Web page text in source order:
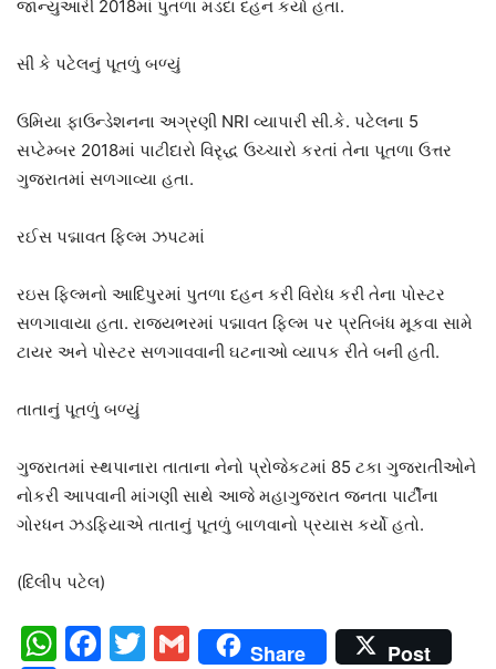
જાન્યુઆરી 2018માં પુતળા મડદા દહન કર્યા હતા.
સી કે પટેલનું પૂતળું બળ્યું
ઉમિયા ફાઉન્ડેશનના અગ્રણી NRI વ્યાપારી સી.કે. પટેલના 5
સપ્ટેમ્બર 2018માં પાટીદારો વિરૃદ્ધ ઉચ્ચારો કરતાં તેના પૂતળા ઉત્તર
ગુજરાતમાં સળગાવ્યા હતા.
રઈસ પદ્માવત ફિલ્મ ઝપટમાં
રઇસ ફિલ્મનો આદિપુરમાં પુતળા દહન કરી વિરોધ કરી તેના પોસ્ટર
સળગાવાયા હતા. રાજ્યભરમાં પદ્માવત ફિલ્મ પર પ્રતિબંધ મૂકવા સામે
ટાયર અને પોસ્ટર સળગાવવાની ઘટનાઓ વ્યાપક રીતે બની હતી.
તાતાનું પૂતળું બળ્યું
ગુજરાતમાં સ્થપાનારા તાતાના નેનો પ્રોજેકટમાં 85 ટકા ગુજરાતીઓને
નોકરી આપવાની માંગણી સાથે આજે મહાગુજરાત જનતા પાર્ટીના
ગોરધન ઝડફિયાએ તાતાનું પૂતળું બાળવાનો પ્રયાસ કર્યો હતો.
(દિલીપ પટેલ)
WhatsApp
Facebook
Twitter
Gmail
Share Post